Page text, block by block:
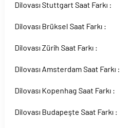
Dilovası Stuttgart Saat Farkı :
Dilovası Brüksel Saat Farkı :
Dilovası Zürih Saat Farkı :
Dilovası Amsterdam Saat Farkı :
Dilovası Kopenhag Saat Farkı :
Dilovası Budapeşte Saat Farkı :